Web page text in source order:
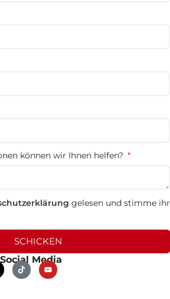
können wir Ihnen helfen?
gelesen und stimme ihr
SCHICKEN
Media